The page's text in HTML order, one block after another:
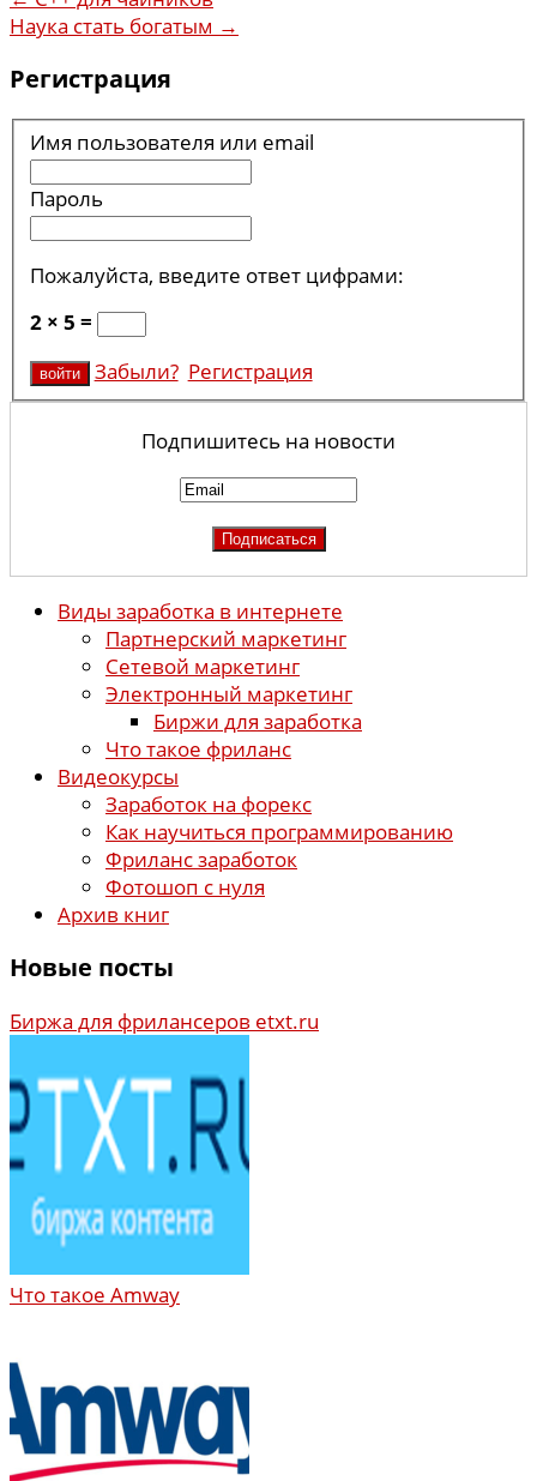
Наука стать богатым →
Регистрация
Имя пользователя или email
Пароль
Пожалуйста, введите ответ цифрами:
2 × 5 =
Забыли? Регистрация
Подпишитесь на новости
Виды заработка в интернете
Партнерский маркетинг
Сетевой маркетинг
Электронный маркетинг
Биржи для заработка
Что такое фриланс
Видеокурсы
Заработок на форекс
Как научиться программированию
Фриланс заработок
Фотошоп с нуля
Архив книг
Новые посты
Биржа для фрилансеров etxt.ru
Что такое Amway